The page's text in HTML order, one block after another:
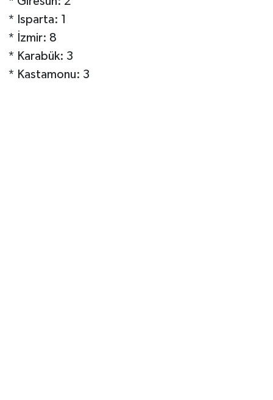
* Isparta: 1
* İzmir: 8
* Karabük: 3
* Kastamonu: 3